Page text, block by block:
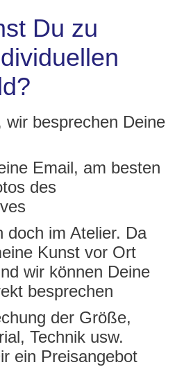
Du zu
wir besprechen Deine
Email, am besten
des
doch im Atelier. Da
Kunst vor Ort
wir können Deine
besprechen
der Größe,
Technik usw.
ein Preisangebot